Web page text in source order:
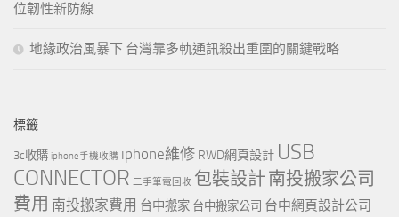
位韌性新防線
地緣政治風暴下 台灣靠多軌通訊殺出重圍的關鍵戰略
標籤
3c收購 iphone手機收購 iphone維修 RWD網頁設計 USB
CONNECTOR 二手筆電回收 包裝設計 南投搬家公司
費用 南投搬家費用 台中搬家 台中搬家公司 台中網頁設計公司